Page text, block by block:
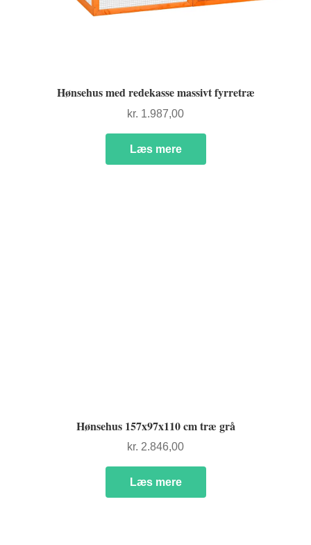
Hønsehus med redekasse massivt fyrretræ
kr. 1.987,00
Læs mere
Hønsehus 157x97x110 cm træ grå
kr. 2.846,00
Læs mere